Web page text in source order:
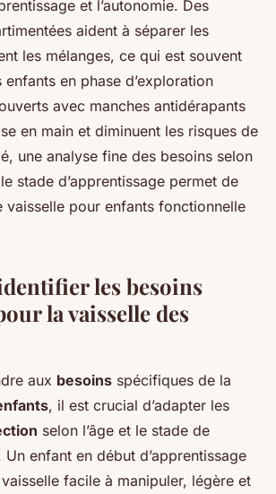
et l’autonomie. Des
aident à séparer les
les mélanges, ce qui est souvent
en phase d’exploration
avec manches antidérapants
en main et diminuent les risques de
une analyse fine des besoins selon
le stade d’apprentissage permet de
vaisselle pour enfants fonctionnelle
les besoins
la vaisselle des
aux besoins spécifiques de la
, il est crucial d’adapter les
selon l’âge et le stade de
enfant en début d’apprentissage
facile à manipuler, légère et